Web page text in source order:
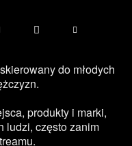
do młodych
produkty i marki,
ludzi, często zanim